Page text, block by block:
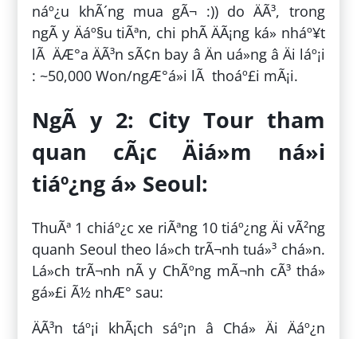
náº¿u khÃ´ng mua gÃ¬ :)) do ÄÃ³, trong
ngÃ y Äáº§u tiÃªn, chi phÃ­ ÄÃ¡ng ká» nháº¥t
lÃ ÄÆ°a ÄÃ³n sÃ¢n bay â Än uá»ng â Äi láº¡i
: ~50,000 Won/ngÆ°á»i lÃ thoáº£i mÃ¡i.
NgÃ y 2: City Tour tham
quan cÃ¡c Äiá»m ná»i
tiáº¿ng á» Seoul:
ThuÃª 1 chiáº¿c xe riÃªng 10 tiáº¿ng Äi vÃ²ng
quanh Seoul theo lá»ch trÃ¬nh tuá»³ chá»n.
Lá»ch trÃ¬nh nÃ y ChÃºng mÃ¬nh cÃ³ thá»
gá»£i Ã½ nhÆ° sau:
ÄÃ³n táº¡i khÃ¡ch sáº¡n â Chá» Äi Äáº¿n